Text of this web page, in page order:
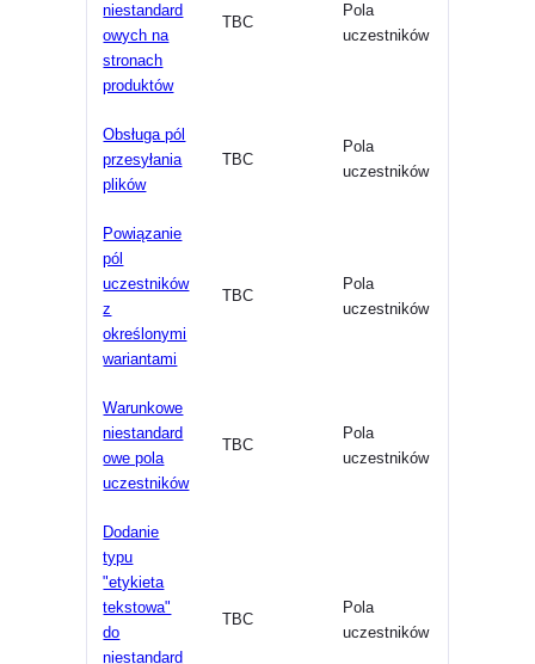
niestandard
owych na
stronach
produktów
TBC
Pola
uczestników
Obsługa pól
przesyłania
plików
TBC
Pola
uczestników
Powiązanie
pól
uczestników
z
określonymi
wariantami
TBC
Pola
uczestników
Warunkowe
niestandard
owe pola
uczestników
TBC
Pola
uczestników
Dodanie
typu
"etykieta
tekstowa"
do
niestandard
TBC
Pola
uczestników